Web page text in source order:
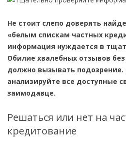
Не стоит слепо доверять
«белым спискам частных
информация нуждается в
Обилие хвалебных отзывов
должно вызывать
анализируйте все доступные
заимодавце.
Решаться или нет на
кредитование